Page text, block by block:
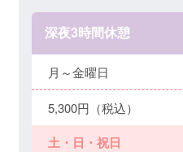
深夜3時間休憩
月～金曜日
5,300円（税込）
土・日・祝日